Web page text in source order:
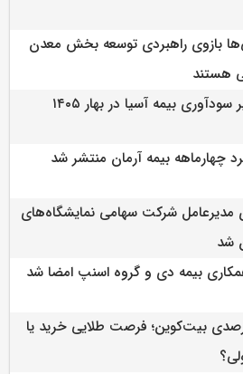
بازوی راهبردی توسعه بخش معدن
هستند
بیمه آسیا در بهار ۱۴۰۵
چهارماهه بیمه آرمان منتشر شد
شرکت سهامی نمایشگاه‌های
شد
بیمه دی و گروه اسنپ امضا شد
۵۰ درصدی بیت‌کوین؛ فرصت طلایی خرید یا